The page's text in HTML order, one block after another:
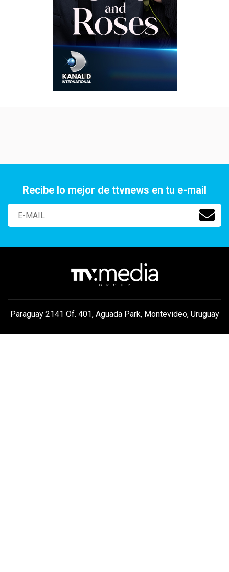
Recibe lo mejor de ttvnews en tu e-mail
Paraguay 2141 Of. 401, Aguada Park, Montevideo, Uruguay